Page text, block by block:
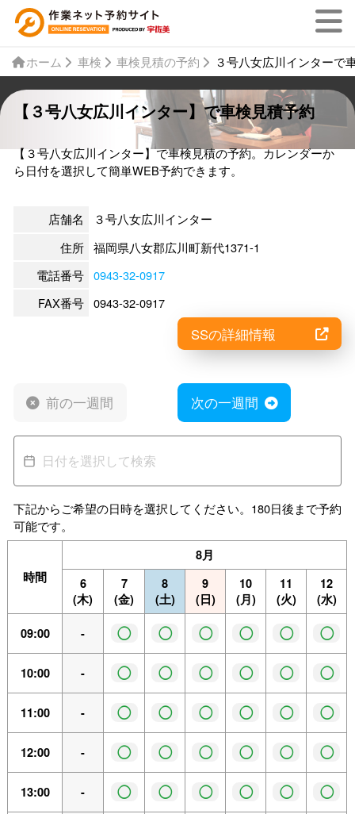
ホーム 車検 車検見積の予約 ３号八女広川インターで
【３号八女広川インター】で車検見積予約
【３号八女広川インター】で車検見積の予約。カレンダーか
ら日付を選択して簡単WEB予約できます。
店舗名
３号八女広川インター
住所 福岡県八女郡広川町新代1371-1
電話番号 0943-32-0917
FAX番号 0943-32-0917
SSの詳細情報
前の一週間 次の一週間
下記からご希望の日時を選択してください。180日後まで予約
可能です。
時間
8月
6
(木)
7
(金)
8
(土)
9
(日)
10
(月)
11
(火)
12
(水)
09:00 - ◯ ◯ ◯ ◯ ◯ ◯
10:00 - ◯ ◯ ◯ ◯ ◯ ◯
11:00 - ◯ ◯ ◯ ◯ ◯ ◯
12:00 - ◯ ◯ ◯ ◯ ◯ ◯
13:00 - ◯ ◯ ◯ ◯ ◯ ◯